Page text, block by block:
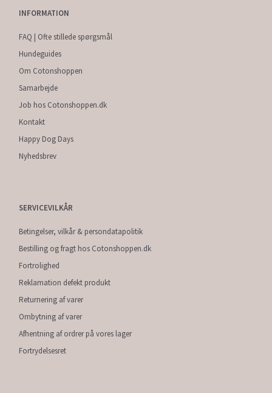
INFORMATION
FAQ | Ofte stillede spørgsmål
Hundeguides
Om Cotonshoppen
Samarbejde
Job hos Cotonshoppen.dk
Kontakt
Happy Dog Days
Nyhedsbrev
SERVICEVILKÅR
Betingelser, vilkår & persondatapolitik
Bestilling og fragt hos Cotonshoppen.dk
Fortrolighed
Reklamation defekt produkt
Returnering af varer
Ombytning af varer
Afhentning af ordrer på vores lager
Fortrydelsesret